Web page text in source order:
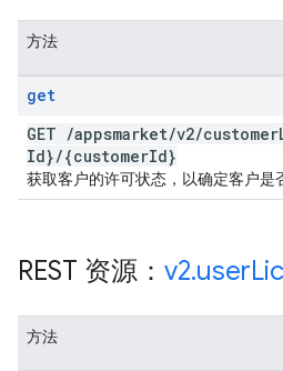
方法
get
GET /appsmarket/v2/customer
Id}/{customerId}
获取客户的许可状态，以确定客户是
REST 资源： v2.user
方法